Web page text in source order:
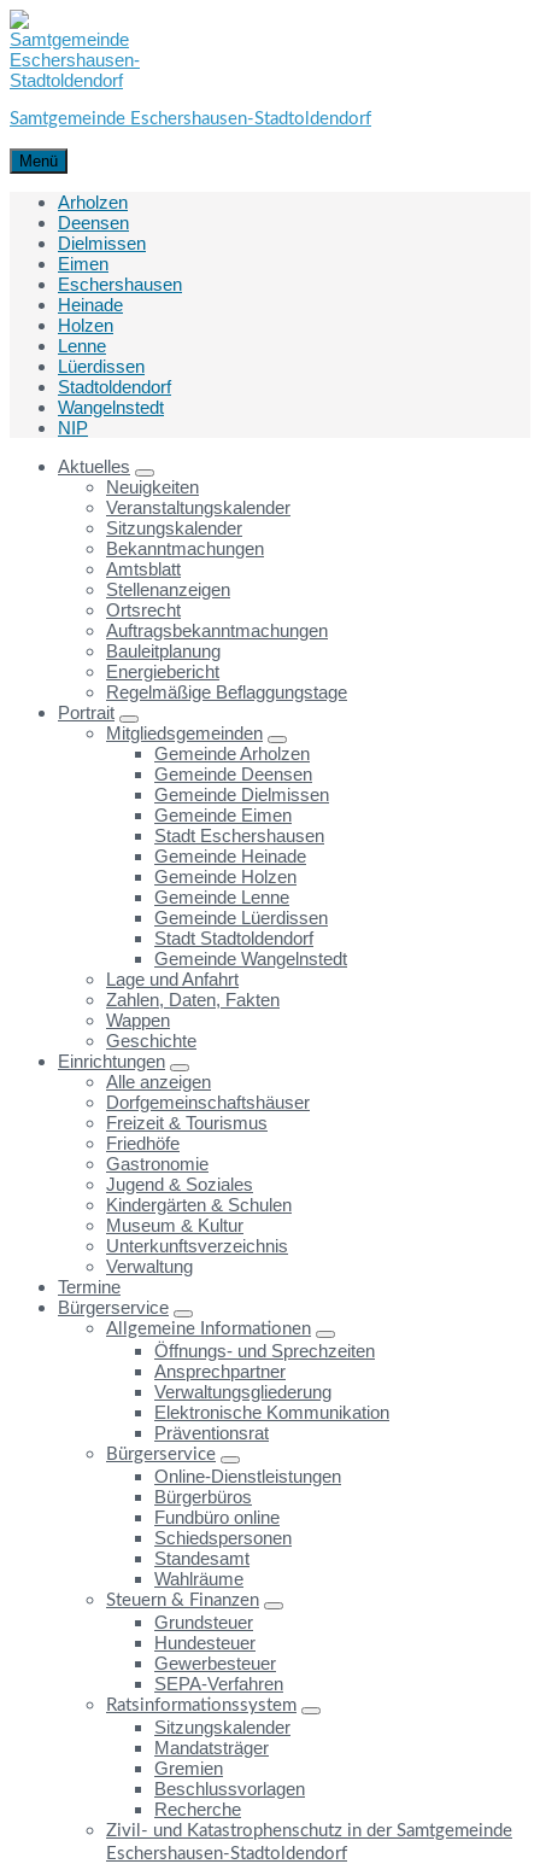
Skip
to
content
Skip
to
main
navigation
Skip
to
footer
Samtgemeinde Eschershausen-Stadtoldendorf
Menü
Arholzen
Deensen
Dielmissen
Eimen
Eschershausen
Heinade
Holzen
Lenne
Lüerdissen
Stadtoldendorf
Wangelnstedt
NIP
Aktuelles
Neuigkeiten
Veranstaltungskalender
Sitzungskalender
Bekanntmachungen
Amtsblatt
Stellenanzeigen
Ortsrecht
Auftragsbekanntmachungen
Bauleitplanung
Energiebericht
Regelmäßige Beflaggungstage
Portrait
Mitgliedsgemeinden
Gemeinde Arholzen
Gemeinde Deensen
Gemeinde Dielmissen
Gemeinde Eimen
Stadt Eschershausen
Gemeinde Heinade
Gemeinde Holzen
Gemeinde Lenne
Gemeinde Lüerdissen
Stadt Stadtoldendorf
Gemeinde Wangelnstedt
Lage und Anfahrt
Zahlen, Daten, Fakten
Wappen
Geschichte
Einrichtungen
Alle anzeigen
Dorfgemeinschaftshäuser
Freizeit & Tourismus
Friedhöfe
Gastronomie
Jugend & Soziales
Kindergärten & Schulen
Museum & Kultur
Unterkunftsverzeichnis
Verwaltung
Termine
Bürgerservice
Allgemeine Informationen
Öffnungs- und Sprechzeiten
Ansprechpartner
Verwaltungsgliederung
Elektronische Kommunikation
Präventionsrat
Bürgerservice
Online-Dienstleistungen
Bürgerbüros
Fundbüro online
Schiedspersonen
Standesamt
Wahlräume
Steuern & Finanzen
Grundsteuer
Hundesteuer
Gewerbesteuer
SEPA-Verfahren
Ratsinformationssystem
Sitzungskalender
Mandatsträger
Gremien
Beschlussvorlagen
Recherche
Zivil- und Katastrophenschutz in der Samtgemeinde
Eschershausen-Stadtoldendorf